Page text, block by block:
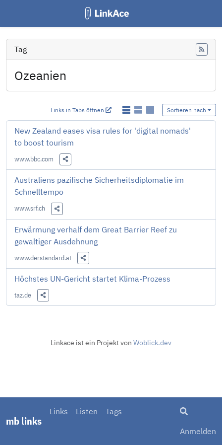
mb links
Links Listen Tags
Anmelden
Tag
Ozeanien
Links in Tabs öffnen Sortieren nach
New Zealand eases visa rules for 'digital nomads'
to boost tourism
www.bbc.com
Diesen Link teilen
Australiens pazifische Sicherheitsdiplomatie im
Schnelltempo
www.srf.ch
Diesen Link teilen
Erwärmung verhalf dem Great Barrier Reef zu
gewaltiger Ausdehnung
www.derstandard.at
Diesen Link teilen
Höchstes UN-Gericht startet Klima-Prozess
taz.de
Diesen Link teilen
Linkace ist ein Projekt von Woblick.dev